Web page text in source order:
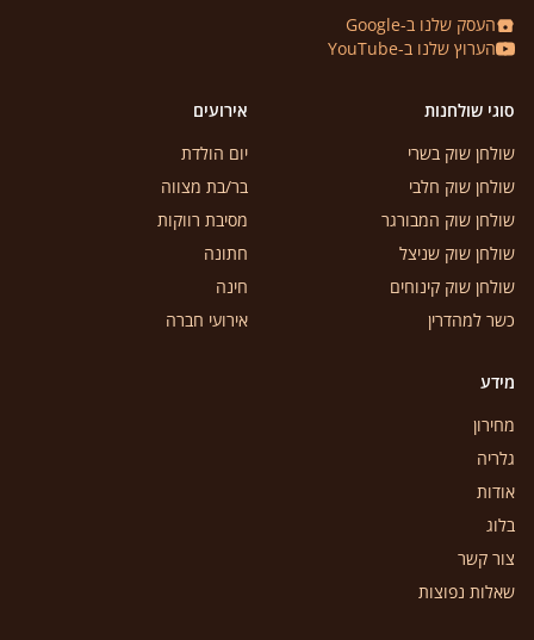
העסק שלנו ב-Google
הערוץ שלנו ב-YouTube
סוגי שולחנות
שולחן שוק בשרי
שולחן שוק חלבי
שולחן שוק המבורגר
שולחן שוק שניצל
שולחן שוק קינוחים
כשר למהדרין
אירועים
יום הולדת
בר/בת מצווה
מסיבת רווקות
חתונה
חינה
אירועי חברה
מידע
מחירון
גלריה
אודות
בלוג
צור קשר
שאלות נפוצות